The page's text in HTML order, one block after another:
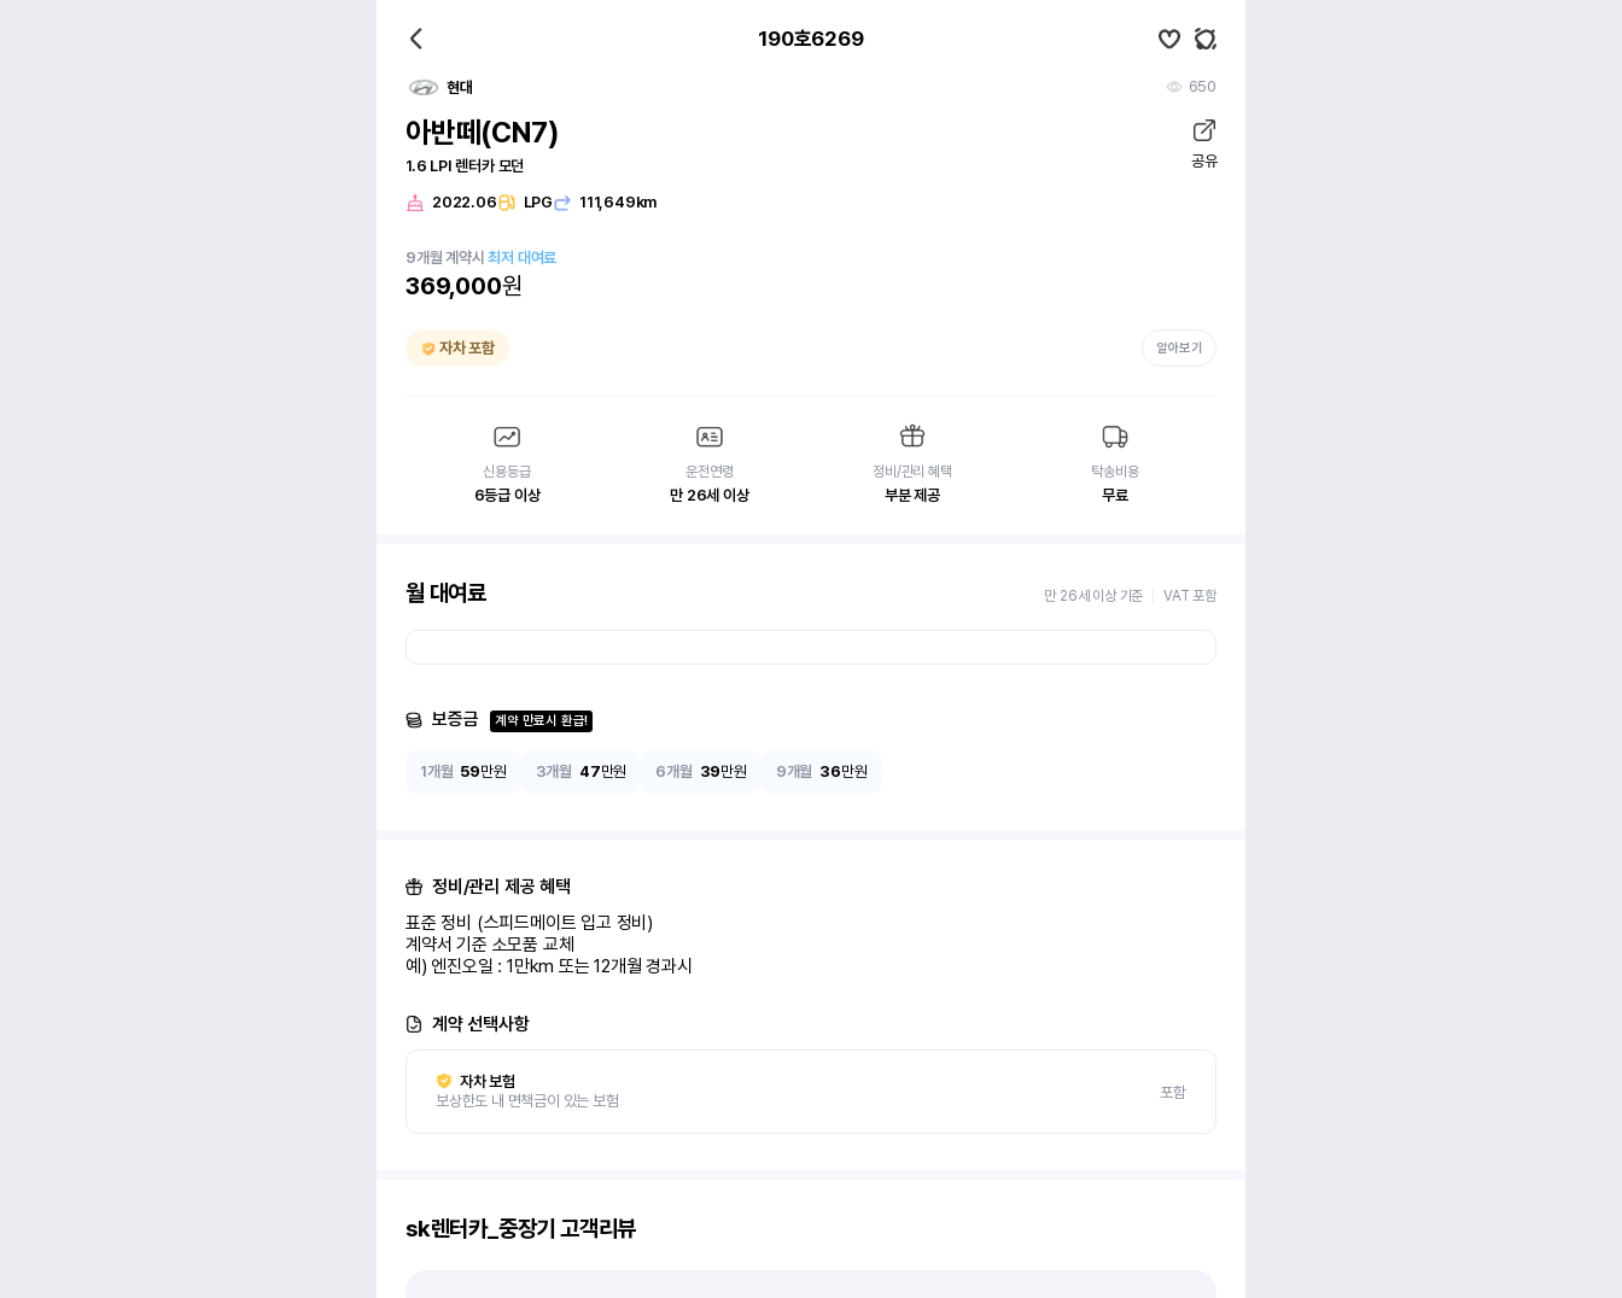
190호6269
현대 650
아반떼(CN7)
1.6 LPI 렌터카 모던 공유
2022.06 LPG 111,649km
9개월 계약시최저 대여료
369,000원
자차 포함 알아보기
신용등급
6등급 이상
운전연령
만 26세 이상
정비/관리 혜택
부분 제공
탁송비용
무료
월 대여료 만 26세 이상 기준 VAT 포함
보증금 계약 만료시 환급!
1개월 59만원 3개월 47만원 6개월 39만원 9개월 36만원
정비/관리 제공 혜택
표준 정비 (스피드메이트 입고 정비)
계약서 기준 소모품 교체
예) 엔진오일 : 1만km 또는 12개월 경과시
계약 선택사항
자차 보험
보상한도 내 면책금이 있는 보험
포함
sk렌터카_중장기 고객리뷰